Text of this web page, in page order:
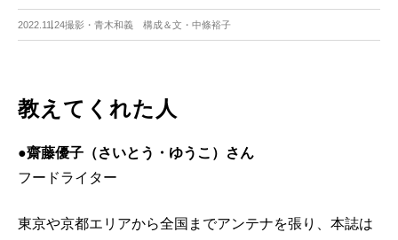
2022.11.24撮影・青木和義 構成＆文・中條裕子
教えてくれた人
●齋藤優子（さいとう・ゆうこ）さん
フードライター
東京や京都エリアから全国までアンテナを張り、本誌は